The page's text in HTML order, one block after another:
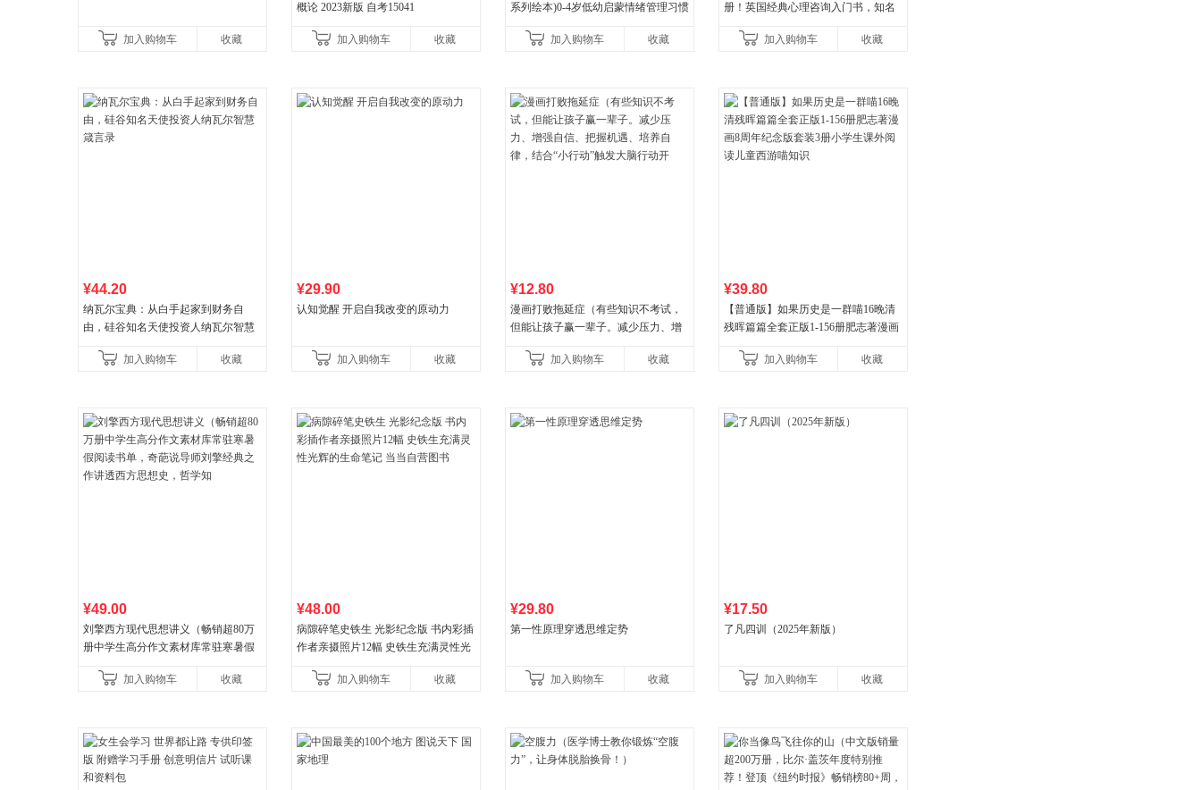
加入购物车 收藏
概论 2023新版 自考15041
加入购物车 收藏
系列绘本)0-4岁低幼启蒙情绪管理习惯
养好品质，发现快
加入购物车 收藏
册！英国经典心理咨询入门书，知名
加入购物车
收藏
¥44.20
纳瓦尔宝典：从白手起家到财务自
由，硅谷知名天使投资人纳瓦尔智慧
加入购物车
收藏
¥29.90
认知觉醒 开启自我改变的原动力
加入购物车 收藏
¥12.80
漫画打败拖延症（有些知识不考试，
但能让孩子赢一辈子。减少压力、增
合“小行动”触发大脑行动开
加入购物车 收藏
¥39.80
【普通版】如果历史是一群喵16晚清
残晖篇篇全套正版1-156册肥志著漫画
儿童西游喵知识
加入购物车 收藏
¥49.00
刘擎西方现代思想讲义（畅销超80万
册中学生高分作文素材库常驻寒暑假
讲透西方思想史，哲学知
加入购物车 收藏
¥48.00
病隙碎笔史铁生 光影纪念版 书内彩插
作者亲摄照片12幅 史铁生充满灵性光
加入购物车
收藏
¥29.80
第一性原理穿透思维定势
加入购物车 收藏
¥17.50
了凡四训（2025年新版）
加入购物车 收藏